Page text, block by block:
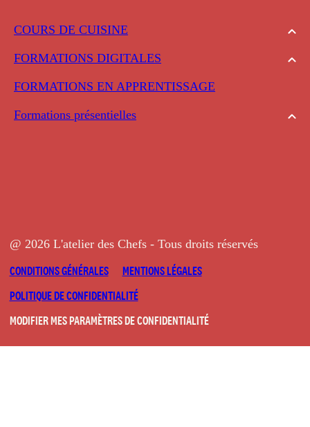
COURS DE CUISINE
FORMATIONS DIGITALES
FORMATIONS EN APPRENTISSAGE
Formations présentielles
@ 2026 L'atelier des Chefs - Tous droits réservés
CONDITIONS GÉNÉRALES
MENTIONS LÉGALES
POLITIQUE DE CONFIDENTIALITÉ
MODIFIER MES PARAMÈTRES DE CONFIDENTIALITÉ